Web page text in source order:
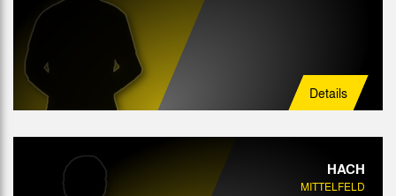
Details
HACH
MITTELFELD